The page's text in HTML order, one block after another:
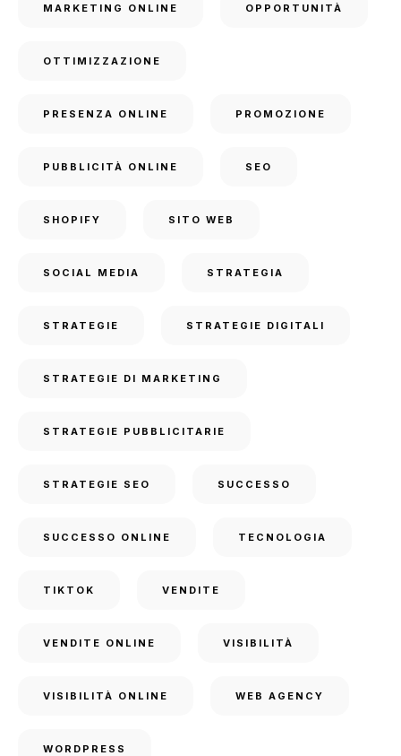
MARKETING ONLINE OPPORTUNITÀ
OTTIMIZZAZIONE
PRESENZA ONLINE PROMOZIONE
PUBBLICITÀ ONLINE SEO
SHOPIFY SITO WEB
SOCIAL MEDIA STRATEGIA
STRATEGIE STRATEGIE DIGITALI
STRATEGIE DI MARKETING
STRATEGIE PUBBLICITARIE
STRATEGIE SEO SUCCESSO
SUCCESSO ONLINE TECNOLOGIA
TIKTOK VENDITE
VENDITE ONLINE VISIBILITÀ
VISIBILITÀ ONLINE WEB AGENCY
WORDPRESS